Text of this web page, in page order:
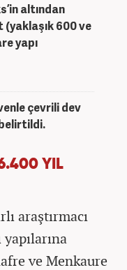
altından
(yaklaşık 600 ve
yapı
çevrili dev
YIL
araştırmacı
ve Menkaure